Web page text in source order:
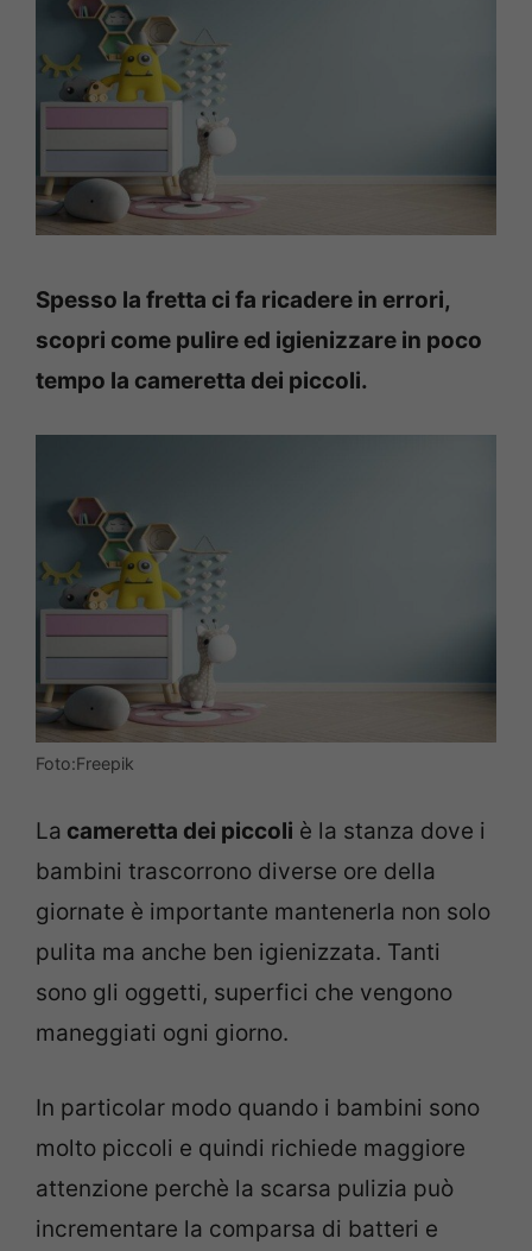
Spesso la fretta ci fa ricadere in errori,
scopri come pulire ed igienizzare in poco
tempo la cameretta dei piccoli.
Foto:Freepik
La cameretta dei piccoli è la stanza dove i
bambini trascorrono diverse ore della
giornate è importante mantenerla non solo
pulita ma anche ben igienizzata. Tanti
sono gli oggetti, superfici che vengono
maneggiati ogni giorno.
In particolar modo quando i bambini sono
molto piccoli e quindi richiede maggiore
attenzione perchè la scarsa pulizia può
incrementare la comparsa di batteri e